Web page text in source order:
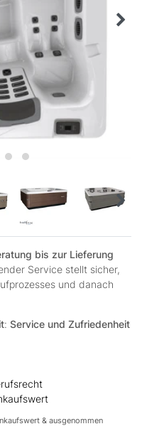
bis zur Lieferung
Service stellt sicher,
und danach
: Service und Zufriedenheit
& ausgenommen